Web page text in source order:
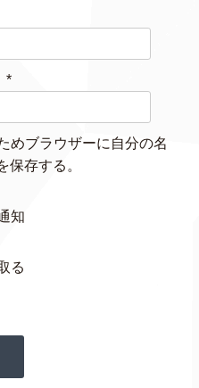
*
めブラウザーに自分の名
保存する。
知
る